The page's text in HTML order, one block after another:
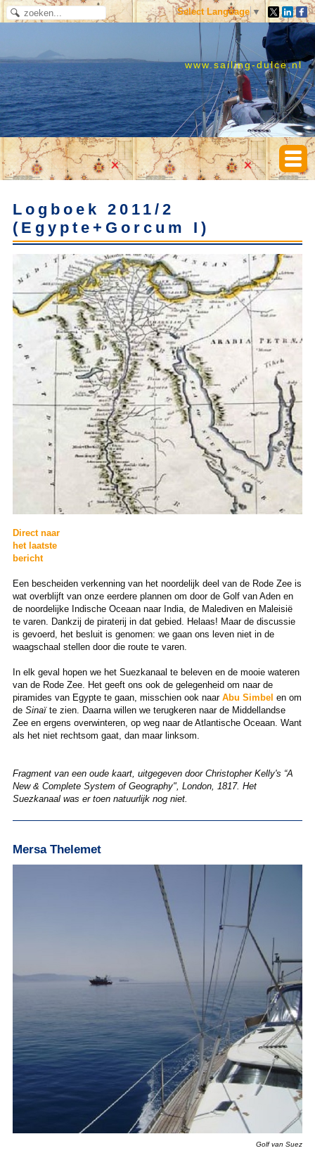
Select Language ▼
www.sailing-dulce.nl
Logboek 2011/2
(Egypte+Gorcum I)
Direct naar
het laatste
bericht
Een bescheiden verkenning van het noordelijk deel van de Rode Zee is
wat overblijft van onze eerdere plannen om door de Golf van Aden en
de noordelijke Indische Oceaan naar India, de Malediven en Maleisië
te varen. Dankzij de piraterij in dat gebied. Helaas! Maar de discussie
is gevoerd, het besluit is genomen: we gaan ons leven niet in de
waagschaal stellen door die route te varen.
In elk geval hopen we het Suezkanaal te beleven en de mooie wateren
van de Rode Zee. Het geeft ons ook de gelegenheid om naar de
piramides van Egypte te gaan, misschien ook naar Abu Simbel en om
de Sinaïte zien. Daarna willen we terugkeren naar de Middellandse
Zee en ergens overwinteren, op weg naar de Atlantische Oceaan. Want
als het niet rechtsom gaat, dan maar linksom.
Fragment van een oude kaart, uitgegeven door Christopher Kelly's “A
New & Complete System of Geography", London, 1817. Het
Suezkanaal was er toen natuurlijk nog niet.
Mersa Thelemet
Golf van Suez